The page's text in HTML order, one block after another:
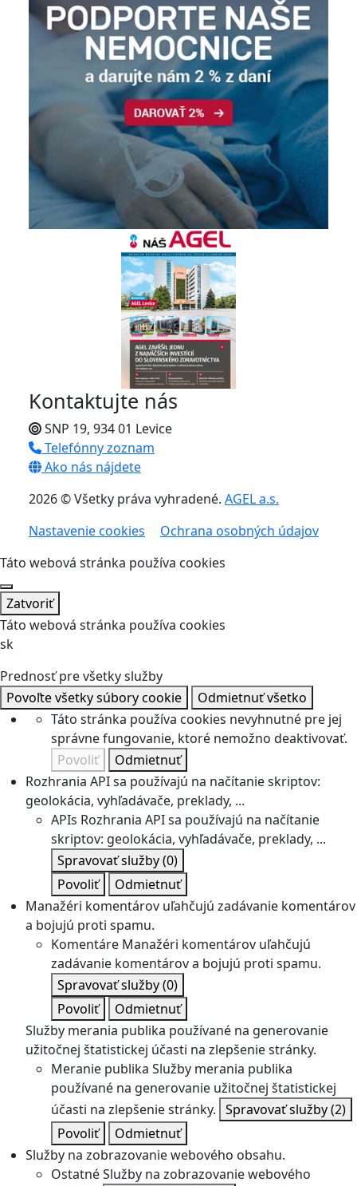
Kontaktujte nás
SNP 19, 934 01 Levice
Telefónny zoznam
Ako nás nájdete
2026 © Všetky práva vyhradené. AGEL a.s.
Nastavenie cookies
Ochrana osobných údajov
Táto webová stránka používa cookies
Zatvoriť
Táto webová stránka používa cookies
sk
Prednosť pre všetky služby
Povoľte všetky súbory cookie
Odmietnuť všetko
Táto stránka používa cookies nevyhnutné pre jej
správne fungovanie, ktoré nemožno deaktivovať.
Povoliť
Odmietnuť
Rozhrania API sa používajú na načítanie skriptov:
geolokácia, vyhľadávače, preklady, ...
APIs Rozhrania API sa používajú na načítanie
skriptov: geolokácia, vyhľadávače, preklady, ...
Spravovať služby(0)
Povoliť
Odmietnuť
Manažéri komentárov uľahčujú zadávanie komentárov
a bojujú proti spamu.
Komentáre Manažéri komentárov uľahčujú
zadávanie komentárov a bojujú proti spamu.
Spravovať služby(0)
Povoliť
Odmietnuť
Služby merania publika používané na generovanie
užitočnej štatistickej účasti na zlepšenie stránky.
Meranie publika Služby merania publika
používané na generovanie užitočnej štatistickej
účasti na zlepšenie stránky. Spravovať služby(2)
Povoliť
Odmietnuť
Služby na zobrazovanie webového obsahu.
OstatnéSlužby na zobrazovanie webového